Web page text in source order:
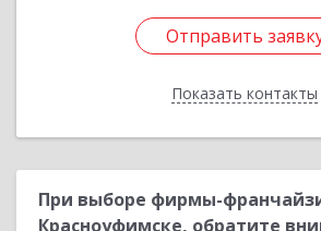
Отправить
Показать контакты
Отправить
Назад
При выборе фирмы-
Красноуфимске, обратите